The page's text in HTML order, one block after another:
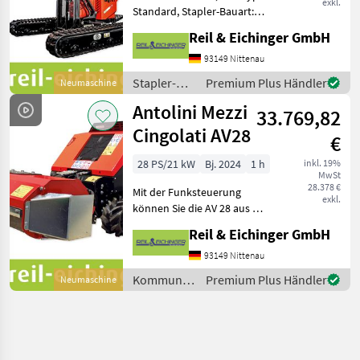
Neumaschine
Standard, Stapler-Bauart:
Raupenstapler ERCULES
13B ist Ihr kräftiger Partner
bei der Arbeit im Gelände.
Motor: Hond
Reil & Eichinger GmbH
93149 Nittenau
Stapler-
und
Lagertechnik
/ Antolini
Mezzi
Cingolati
Premium Plus Händler
Neumaschine
Antolini Mezzi
Cingolati AV28
33.769,82
€
inkl. 19%
MwSt
28.378 €
exkl.
28 PS/21 kW Bj. 2024
1 h
Mit der Funksteuerung
können Sie die AV 28 aus bis
sicher steuern. Die AV28 ist
die ideale Forstraupe mit
Mulcher, ihr Mulchgerät hat
eine A
Reil & Eichinger GmbH
93149 Nittenau
Kommunalgeräte
/ Antolini
Premium Plus Händler